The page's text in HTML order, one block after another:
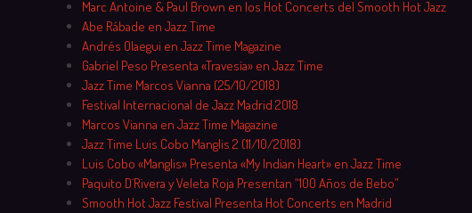
Marc Antoine & Paul Brown en los Hot Concerts del Smooth Hot Jazz
Abe Rábade en Jazz Time
Andrés Olaegui en Jazz Time Magazine
Gabriel Peso Presenta «Travesía» en Jazz Time
Jazz Time Marcos Vianna (25/10/2018)
Festival Internacional de Jazz Madrid 2018
Marcos Vianna en Jazz Time Magazine
Jazz Time Luis Cobo Manglis 2 (11/10/2018)
Luis Cobo «Manglis» Presenta «My Indian Heart» en Jazz Time
Paquito D´Rivera y Veleta Roja Presentan “100 Años de Bebo”
Smooth Hot Jazz Festival Presenta Hot Concerts en Madrid